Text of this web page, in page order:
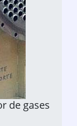
de gases